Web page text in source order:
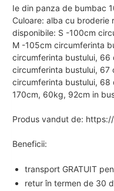
Ie din panza de bumbac
Culoare: alba cu broderie
disponibile: S -100cm
M -105cm circumferinta
circumferinta bustului, 66
circumferinta bustului, 67
circumferinta bustului, 68
170cm, 60kg, 92cm in
Produs vandut de:
Beneficii:
transport GRATUIT
retur în termen de 30